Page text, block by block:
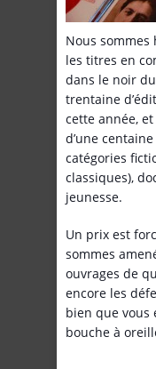
Nous
les titres en
dans le noir
trentaine
cette année,
d’une
catégories
classiques),
jeunesse.
Un prix est
sommes
ouvrages de
encore les
bien que vous
bouche à